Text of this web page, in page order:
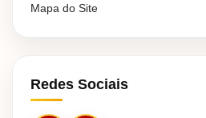
Mapa do Site
Redes Sociais